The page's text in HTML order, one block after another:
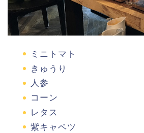
ミニトマト
きゅうり
人参
コーン
レタス
紫キャベツ